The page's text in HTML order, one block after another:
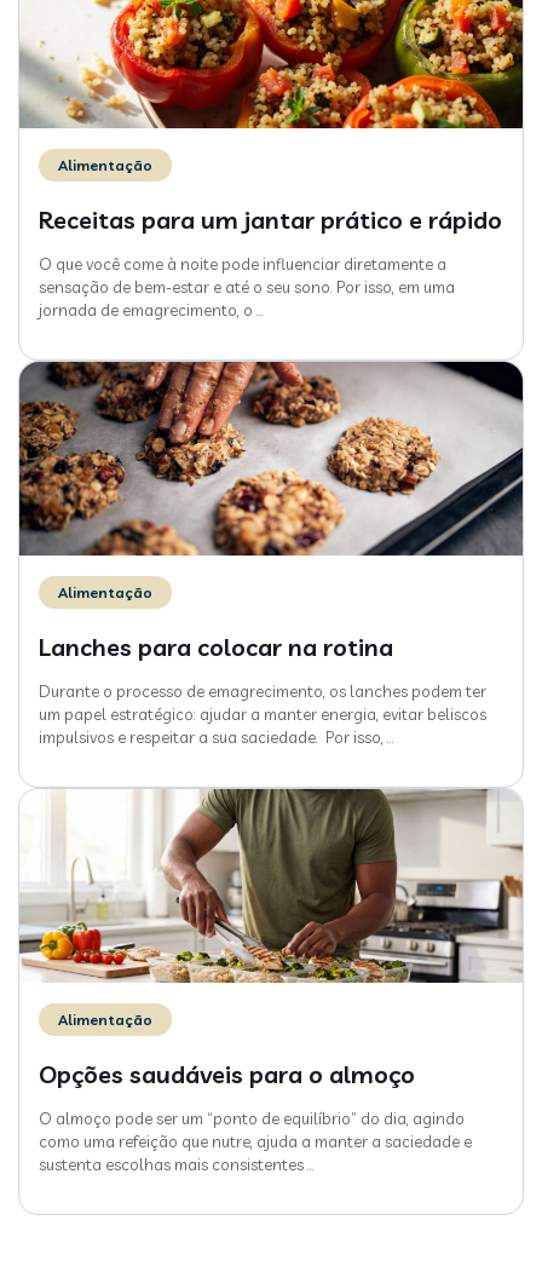
Alimentação
Receitas para um jantar prático e rápido
O que você come à noite pode influenciar diretamente a
sensação de bem-estar e até o seu sono. Por isso, em uma
jornada de emagrecimento, o …
Alimentação
Lanches para colocar na rotina
Durante o processo de emagrecimento, os lanches podem ter
um papel estratégico: ajudar a manter energia, evitar beliscos
impulsivos e respeitar a sua saciedade. Por isso, …
Alimentação
Opções saudáveis para o almoço
O almoço pode ser um “ponto de equilíbrio” do dia, agindo
como uma refeição que nutre, ajuda a manter a saciedade e
sustenta escolhas mais consistentes…